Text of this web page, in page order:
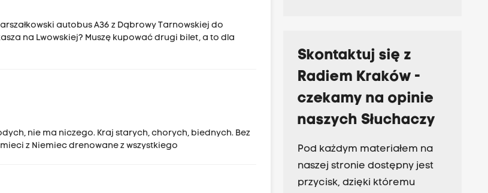
autobus A36 z Dąbrowy Tarnowskiej do
na Lwowskiej? Muszę kupować drugi bilet, a to dla
nie ma niczego. Kraj starych, chorych, biednych. Bez
z Niemiec drenowane z wszystkiego
Skontaktuj się z
Radiem Kraków -
czekamy na opinie
naszych Słuchaczy
Pod każdym materiałem na
naszej stronie dostępny jest
przycisk, dzięki któremu